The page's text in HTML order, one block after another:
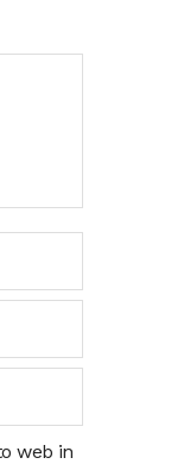
web in